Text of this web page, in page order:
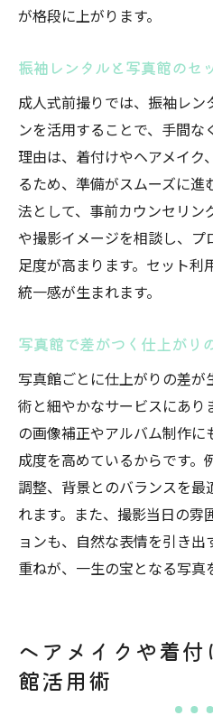
が格段に上がります。
振袖レンタルと写真館のセ
成人式前撮りでは、振袖レ
ンを活用することで、手間な
理由は、着付けやヘアメイク
るため、準備がスムーズに進
法として、事前カウンセリン
や撮影イメージを相談し、
足度が高まります。セット利
統一感が生まれます。
写真館で差がつく仕上がり
写真館ごとに仕上がりの差
術と細やかなサービスにあり
の画像補正やアルバム制作
成度を高めているからです。
調整、背景とのバランスを最
れます。また、撮影当日の雰
ョンも、自然な表情を引き
重ねが、一生の宝となる写真
ヘアメイクや着
館活用術